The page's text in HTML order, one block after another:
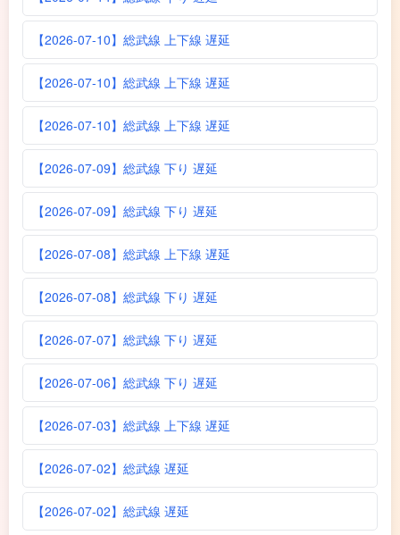
【2026-07-10】総武線 上下線 遅延
【2026-07-10】総武線 上下線 遅延
【2026-07-10】総武線 上下線 遅延
【2026-07-09】総武線 下り 遅延
【2026-07-09】総武線 下り 遅延
【2026-07-08】総武線 上下線 遅延
【2026-07-08】総武線 下り 遅延
【2026-07-07】総武線 下り 遅延
【2026-07-06】総武線 下り 遅延
【2026-07-03】総武線 上下線 遅延
【2026-07-02】総武線 遅延
【2026-07-02】総武線 遅延